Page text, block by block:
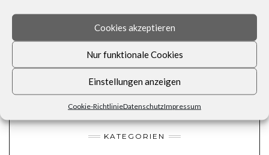
Cookies akzeptieren
Nur funktionale Cookies
Einstellungen anzeigen
Cookie-RichtlinieDatenschutzImpressum
stilvollen Garten-Dekorationen.
FLASCHENKÖRBE FÜR BIERFLASCHEN & CO. AM TAG DES BIERES
KISTEN, SCHACHTELN, DOSEN: ORDNUNGSHELFER IM ALLTAG
KATEGORIEN